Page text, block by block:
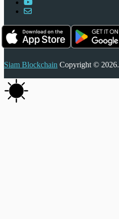
Siam Blockchain Copyright © 2026.